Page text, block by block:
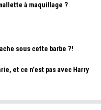
à maquillage ?
sous cette barbe ?!
et ce n’est pas avec Harry